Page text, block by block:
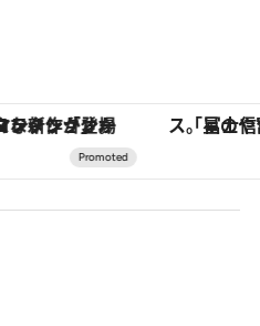
「星のや富士」でデジタルデトックス。冨士信仰の歴史を辿り、心身を調える。 【夏限定ディナーコース】旬を